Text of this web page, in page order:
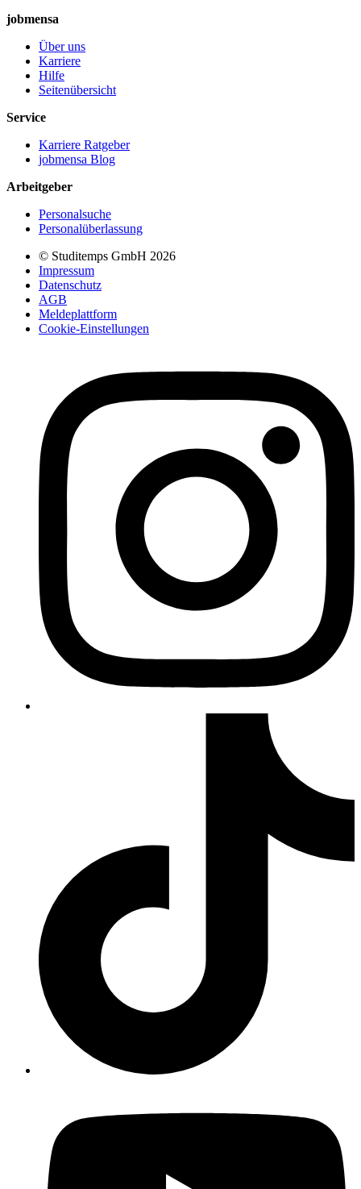
jobmensa
Über uns
Karriere
Hilfe
Seitenübersicht
Service
Karriere Ratgeber
jobmensa Blog
Arbeitgeber
Personalsuche
Personalüberlassung
© Studitemps GmbH 2026
Impressum
Datenschutz
AGB
Meldeplattform
Cookie-Einstellungen